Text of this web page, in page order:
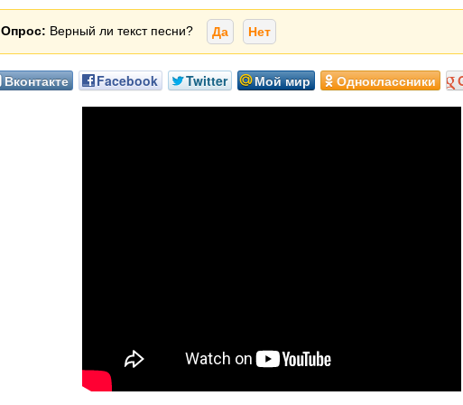
Опрос: Верный ли текст песни? Да Нет
Вконтакте Facebook Twitter Мой мир Одноклассники